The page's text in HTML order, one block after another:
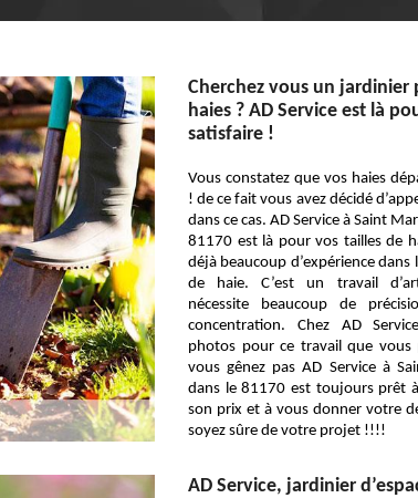
Cherchez vous un jardinier
haies ? AD Service est là
satisfaire !
Vous constatez que vos haies
! de ce fait vous avez décidé
dans ce cas. AD Service à Saint
81170 est là pour vos tailles de
déjà beaucoup d’expérience dans
de haie. C’est un travail
nécessite beaucoup de
concentration. Chez AD
photos pour ce travail que vous
vous gênez pas AD Service à
dans le 81170 est toujours prêt
son prix et à vous donner votre
soyez sûre de votre projet !!!!
AD Service, jardinier